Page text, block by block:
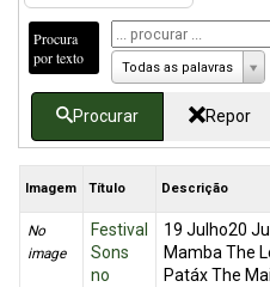
Procura
por texto
Todas as palavras
Procurar Repor
Imagem Título Descrição
No
image
Festival
Sons
no
19 Julho20
Mamba The
Patáx The